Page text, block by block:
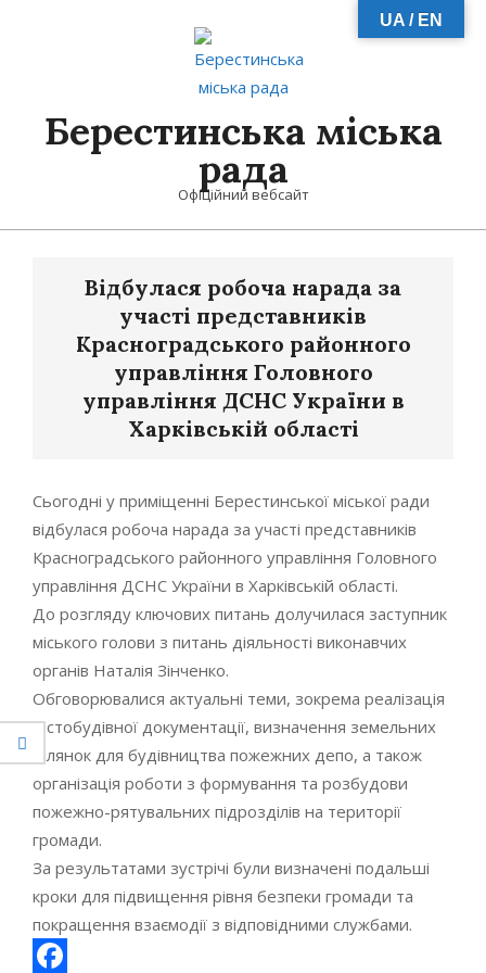
Берестинська міська
рада
Офіційний вебсайт
Відбулася робоча нарада за
участі представників
Красноградського районного
управління Головного
управління ДСНС України в
Харківській області
Сьогодні у приміщенні Берестинської міської ради
відбулася робоча нарада за участі представників
Красноградського районного управління Головного
управління ДСНС України в Харківській області.
До розгляду ключових питань долучилася заступник
міського голови з питань діяльності виконавчих
органів Наталія Зінченко.
Обговорювалися актуальні теми, зокрема реалізація
містобудівної документації, визначення земельних
ділянок для будівництва пожежних депо, а також
організація роботи з формування та розбудови
пожежно-рятувальних підрозділів на території
громади.
За результатами зустрічі були визначені подальші
кроки для підвищення рівня безпеки громади та
покращення взаємодії з відповідними службами.
UA / EN